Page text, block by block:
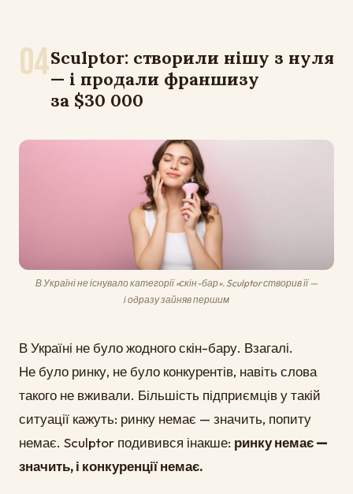
04Sculptor: створили нішу з нуля
— і продали франшизу
за $30 000
В Україні не існувало категорії «скін-бар». Sculptor створив її —
і одразу зайняв першим
В Україні не було жодного скін-бару. Взагалі.
Не було ринку, не було конкурентів, навіть слова
такого не вживали. Більшість підприємців у такій
ситуації кажуть: ринку немає — значить, попиту
немає. Sculptor подивився інакше: ринку немає —
значить, і конкуренції немає.